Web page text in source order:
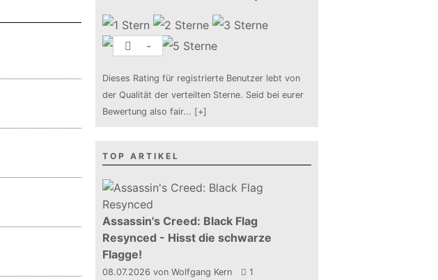
-
Dieses Rating für registrierte Benutzer lebt von
der Qualität der verteilten Sterne. Seid bei eurer
Bewertung also fair... [+]
TOP ARTIKEL
Assassin's Creed: Black Flag
Resynced - Hisst die schwarze
Flagge!
08.07.2026 von Wolfgang Kern 1